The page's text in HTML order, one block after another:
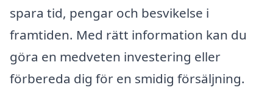
spara tid, pengar och besvikelse i
framtiden. Med rätt information kan du
göra en medveten investering eller
förbereda dig för en smidig försäljning.